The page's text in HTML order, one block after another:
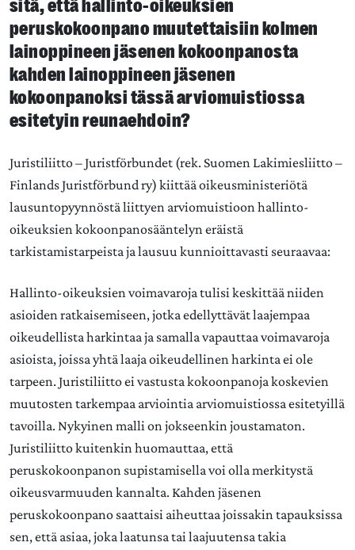
sitä, että hallinto-oikeuksien
peruskokoonpano muutettaisiin kolmen
lainoppineen jäsenen kokoonpanosta
kahden lainoppineen jäsenen
kokoonpanoksi tässä arviomuistiossa
esitetyin reunaehdoin?
Juristiliitto – Juristförbundet (rek. Suomen Lakimiesliitto –
Finlands Juristförbund ry) kiittää oikeusministeriötä
lausuntopyynnöstä liittyen arviomuistioon hallinto-
oikeuksien kokoonpanosääntelyn eräistä
tarkistamistarpeista ja lausuu kunnioittavasti seuraavaa:
Hallinto-oikeuksien voimavaroja tulisi keskittää niiden
asioiden ratkaisemiseen, jotka edellyttävät laajempaa
oikeudellista harkintaa ja samalla vapauttaa voimavaroja
asioista, joissa yhtä laaja oikeudellinen harkinta ei ole
tarpeen. Juristiliitto ei vastusta kokoonpanoja koskevien
muutosten tarkempaa arviointia arviomuistiossa esitetyillä
tavoilla. Nykyinen malli on jokseenkin joustamaton.
Juristiliitto kuitenkin huomauttaa, että
peruskokoonpanon supistamisella voi olla merkitystä
oikeusvarmuuden kannalta. Kahden jäsenen
peruskokoonpano saattaisi aiheuttaa joissakin tapauksissa
sen, että asiaa, joka laatunsa tai laajuutensa takia